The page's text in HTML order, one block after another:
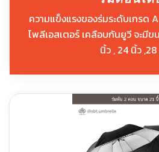
ความแข็งแรงของร่มระดับเกรด
โพลีเอสเตอร์ เคลือบกันยูวี จะมีข
นิ้ว , 24 นิ้ว